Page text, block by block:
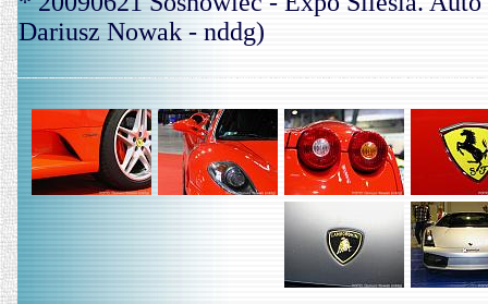
Dariusz Nowak - nddg)